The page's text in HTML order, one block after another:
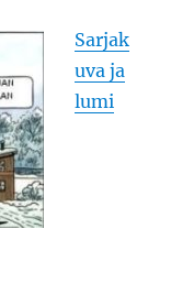
Sarjak
uva ja
lumi